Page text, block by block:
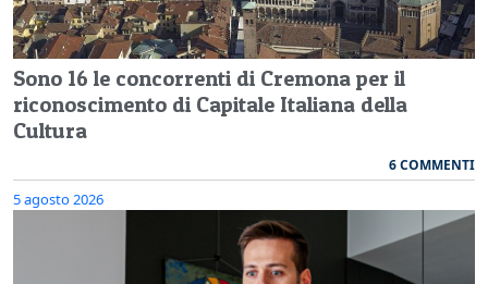
Sono 16 le concorrenti di Cremona per il
riconoscimento di Capitale Italiana della
Cultura
6 COMMENTI
5 agosto 2026